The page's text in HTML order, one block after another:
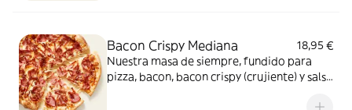
Bacon Crispy Mediana
18,95 €
Nuestra masa de siempre, fundido para
pizza, bacon, bacon crispy (crujiente) y salsa